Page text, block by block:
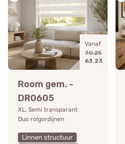
Vanaf
70.25
63.23
Room gem. -
DR0605
XL, Semi transparant
Duo rolgordijnen
Linnen structuur